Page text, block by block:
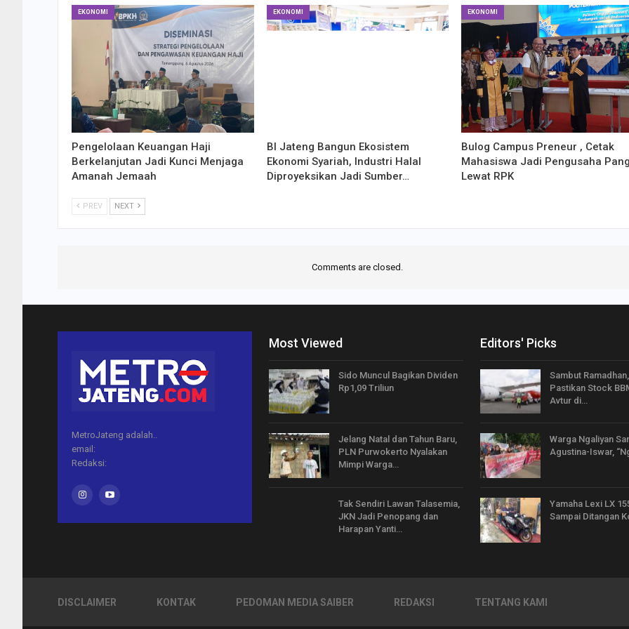
EKONOMI
Pengelolaan Keuangan Haji
Berkelanjutan Jadi Kunci Menjaga
Amanah Jemaah
EKONOMI
BI Jateng Bangun Ekosistem
Ekonomi Syariah, Industri Halal
Diproyeksikan Jadi Sumber…
EKONOMI
Bulog Campus Preneur , Cetak
Mahasiswa Jadi Pengusaha
Lewat RPK
PREV NEXT
Comments are closed.
MetroJateng adalah..
email:
Redaksi:
Most Viewed
Sido Muncul Bagikan Dividen
Rp1,09 Triliun
Jelang Natal dan Tahun Baru,
PLN Purwokerto Nyalakan
Mimpi Warga…
Tak Sendiri Lawan Talasemia,
JKN Jadi Penopang dan
Harapan Yanti…
Editors' Picks
Sambut
Pastikan Stock
Avtur di…
Warga Ngaliyan
Agustina-Iswar,
Yamaha Lexi LX
Sampai Ditangan
DISCLAIMER KONTAK PEDOMAN MEDIA SAIBER REDAKSI TENTANG KAMI